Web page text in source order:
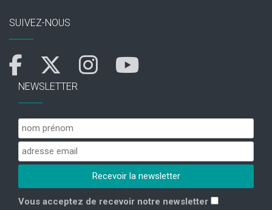
SUIVEZ-NOUS
NEWSLETTER
Vous acceptez de recevoir notre newsletter